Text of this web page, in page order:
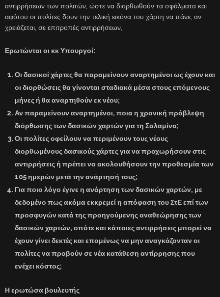
αντιρρήσεων των πολιτών, ώστε να διορθωθούν τα σφάλματα και
αφότου οι πολίτες δουν την τελική εικόνα του χάρτη να πάνε, αν
χρειάζεται, σε επιτροπές αντιρρήσεων,
Ερωτώνται οι κκ Υπουργοί:
Οι δασικοί χάρτες θα παραμείνουν αναρτημένοι ως έχουν και
οι διορθώσεις θα γίνονται σταδιακά μέσα στους επόμενους
μήνες ή θα αναρτηθούν εκ νέου;
Αν παραμείνουν αναρτημένοι, ποια η χρονική πρόβλεψη
διόρθωσης των δασικών χαρτών για τη Σαλαμίνα;
Οι πολίτες οφείλουν να περιμένουν τους νέους
διορθωμένους δασικούς χάρτες για να προχωρήσουν στις
αντιρρήσεις ή πρέπει να ακολουθήσουν την προθεσμία των
105 ημερών μετά την ανάρτησή τους;
Για ποιο λόγο έγινε η ανάρτηση των δασικών χαρτών, με
δεδομένο πως ακόμα εκκρεμεί η απόφαση του ΣτΕ επί των
προσφυγών κατά της προηγούμενης αναθεώρησης των
δασικών χαρτών, οπότε και κάποιες αντιρρήσεις μπορεί να
έχουν γίνει δεκτές και επομένως να μην αναγκάζονταν οι
πολίτες να προβούν σε νέα κατάθεση αντίρρησης που
ενέχει κόστος;
Η ερωτώσα βουλευτής